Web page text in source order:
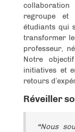
regroupe
étudiants qui
transformer
professeur,
Notre
initiatives et
retours
Réveiller
“Nous